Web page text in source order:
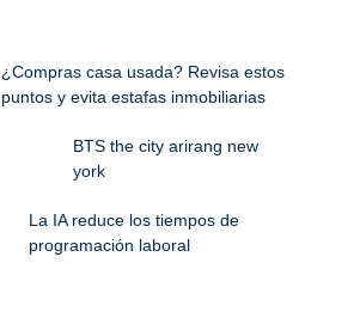
¿Compras casa usada? Revisa estos
puntos y evita estafas inmobiliarias
BTS the city arirang new
york
La IA reduce los tiempos de
programación laboral